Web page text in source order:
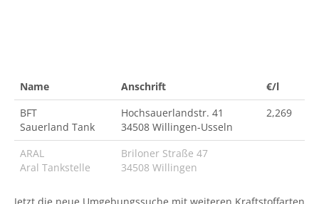
Name Anschrift
€/l
BFT
Sauerland Tank
Hochsauerlandstr. 41
34508 Willingen-Usseln
2,269
ARAL
Aral Tankstelle
Briloner Straße 47
34508 Willingen